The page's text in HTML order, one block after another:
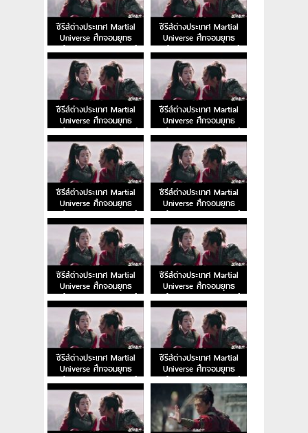
ซีรีส์ต่างประเทศ Martial
Universe ศึกจอมยุทธ
สะท้านพิภพ EP.32 พากย์
ไทย
ซีรีส์ต่างประเทศ Martial
Universe ศึกจอมยุทธ
สะท้านพิภพ EP.31 พากย์
ไทย
ซีรีส์ต่างประเทศ Martial
Universe ศึกจอมยุทธ
สะท้านพิภพ EP.30 พากย์
ไทย
ซีรีส์ต่างประเทศ Martial
Universe ศึกจอมยุทธ
สะท้านพิภพ EP.29 พากย์
ไทย
ซีรีส์ต่างประเทศ Martial
Universe ศึกจอมยุทธ
สะท้านพิภพ EP.28 พากย์
ไทย
ซีรีส์ต่างประเทศ Martial
Universe ศึกจอมยุทธ
สะท้านพิภพ EP.27 พากย์
ไทย
ซีรีส์ต่างประเทศ Martial
Universe ศึกจอมยุทธ
สะท้านพิภพ EP.26 พากย์
ไทย
ซีรีส์ต่างประเทศ Martial
Universe ศึกจอมยุทธ
สะท้านพิภพ EP.25 พากย์
ไทย
ซีรีส์ต่างประเทศ Martial
Universe ศึกจอมยุทธ
สะท้านพิภพ EP.24 พากย์
ไทย
ซีรีส์ต่างประเทศ Martial
Universe ศึกจอมยุทธ
สะท้านพิภพ EP.23 พากย์
ไทย